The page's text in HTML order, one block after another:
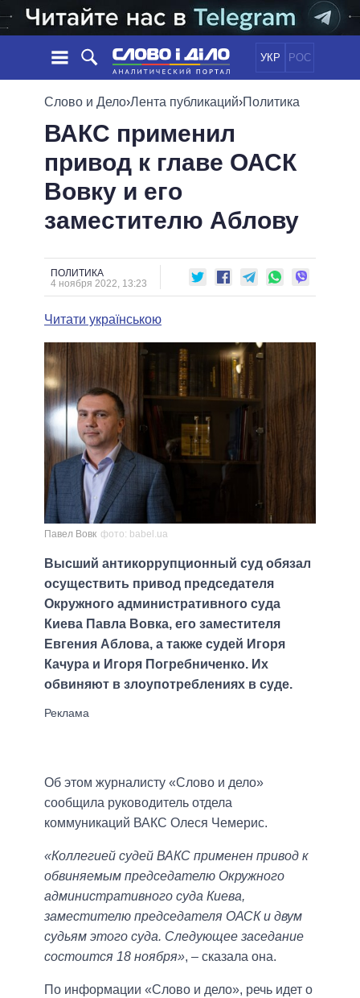
УКР РОС
НОВОСТИ
ЛЕНТА
СОБЫТИЯ
СТАТЬИ
МНЕНИЯ
ОБЗОРЫ
ДАЙДЖЕСТЫ
ПОЛИТИКА
ЭКОНОМИКА
ОБЕЩАНИЯ
ПОЛИТИКИ
ВСЕ ПОЛИТИКИ
ПРЕЗИДЕНТ И ОФИС
ВЕРХОВНАЯ РАДА
КАБИНЕТ МИНИСТРОВ
МЭРЫ
ВСЕ ПЕРСОНЫ
ПОДДЕРЖАТЬ
СРАВНЕНИЕ ПОЛИТИКОВ
Слово и Дело›Лента публикаций›Политика
ВАКС применил
привод к главе ОАСК
Вовку и его
заместителю Аблову
ПОЛИТИКА
4 ноября 2022, 13:23
Читати українською
Павел Вовк фото: babel.ua
Высший антикоррупционный суд обязал
осуществить привод председателя
Окружного административного суда
Киева Павла Вовка, его заместителя
Евгения Аблова, а также судей Игоря
Качура и Игоря Погребниченко. Их
обвиняют в злоупотреблениях в суде.
Об этом журналисту «Слово и дело»
сообщила руководитель отдела
коммуникаций ВАКС Олеся Чемерис.
«Коллегией судей ВАКС применен привод к
обвиняемым председателю Окружного
административного суда Киева,
заместителю председателя ОАСК и двум
судьям этого суда. Следующее заседание
состоится 18 ноября», – сказала она.
По информации «Слово и дело», речь идет о